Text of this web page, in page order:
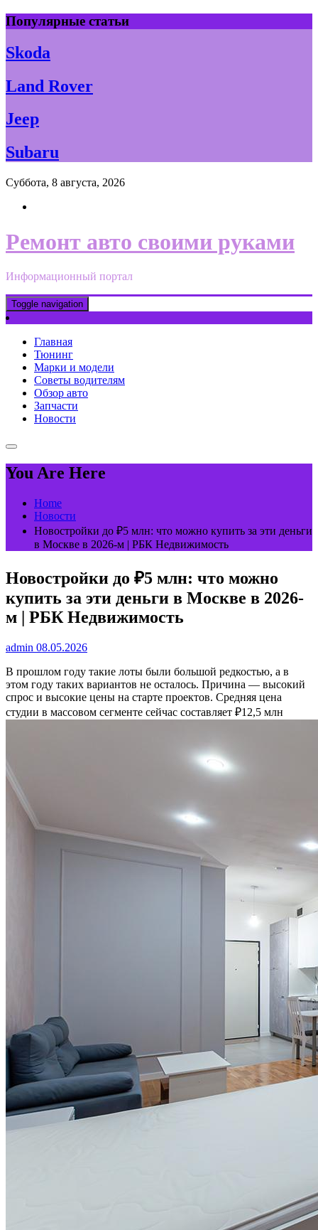
Skip
to
content
Популярные статьи
Skoda
Land Rover
Jeep
Subaru
Суббота, 8 августа, 2026
Ремонт авто своими руками
Информационный портал
Toggle navigation
Главная
Тюнинг
Марки и модели
Советы водителям
Обзор авто
Запчасти
Новости
You Are Here
Home
Новости
Новостройки до ₽5 млн: что можно купить за эти деньги
в Москве в 2026-м | РБК Недвижимость
Новостройки до ₽5 млн: что можно
купить за эти деньги в Москве в 2026-
м | РБК Недвижимость
admin 08.05.2026
В прошлом году такие лоты были большой редкостью, а в
этом году таких вариантов не осталось. Причина — высокий
спрос и высокие цены на старте проектов. Средняя цена
студии в массовом сегменте сейчас составляет ₽12,5 млн